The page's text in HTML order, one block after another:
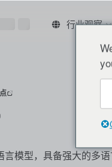
行业观察
模型，具备强大的多